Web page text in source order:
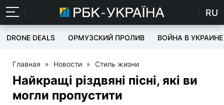
RU
DRONE DEALS ОРМУЗСКИЙ ПРОЛИВ ВОЙНА В УКРАИНЕ
Главная » Новости » Стиль жизни
Найкращі різдвяні пісні, які ви
могли пропустити